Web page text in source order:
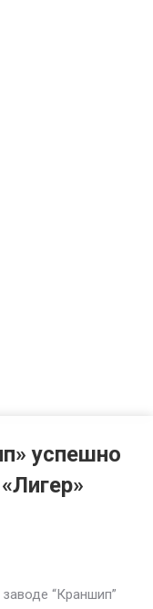
успешно
“Краншип”